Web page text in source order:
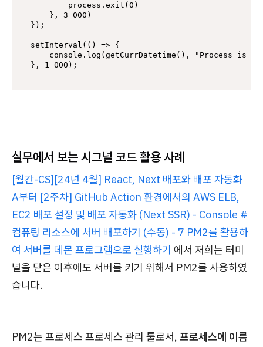
        process.exit(0)
    }, 3_000)
});
setInterval(() => {
console.log(getCurrDatetime(), "Process is
}, 1_000);
실무에서 보는 시그널 코드 활용 사례
[월간-CS][24년 4월] React, Next 배포와 배포 자동화
A부터 [2주차] GitHub Action 환경에서의 AWS ELB,
EC2 배포 설정 및 배포 자동화 (Next SSR) - Console #
컴퓨팅 리소스에 서버 배포하기 (수동) - 7 PM2를 활용하
여 서버를 데몬 프로그램으로 실행하기 에서 저희는 터미
널을 닫은 이후에도 서버를 키기 위해서 PM2를 사용하였
습니다.
PM2는 프로세스 프로세스 관리 툴로서, 프로세스에 이름